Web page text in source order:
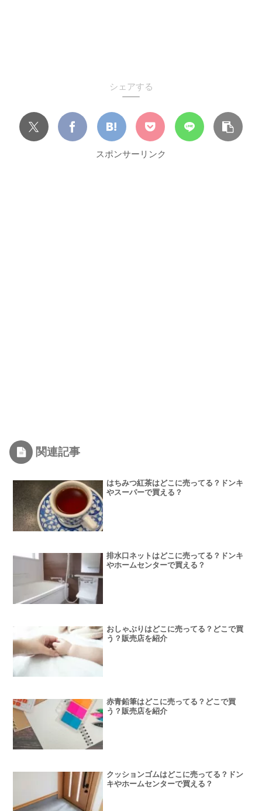
シェアする
スポンサーリンク
関連記事
はちみつ紅茶はどこに売ってる？ドンキ
やスーパーで買える？
排水口ネットはどこに売ってる？ドンキ
やホームセンターで買える？
おしゃぶりはどこに売ってる？どこで買
う？販売店を紹介
赤青鉛筆はどこに売ってる？どこで買
う？販売店を紹介
クッションゴムはどこに売ってる？ドン
キやホームセンターで買える？